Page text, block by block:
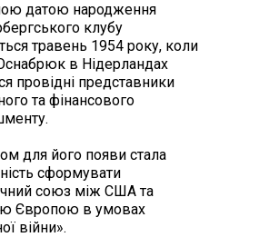
датою народження
клубу
травень 1954 року, коли
в Нідерландах
провідні представники
та фінансового
для його появи стала
сформувати
союз між США та
Європою в умовах
війни».